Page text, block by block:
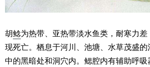
胡鲶为热带、亚热带淡水鱼类，耐寒力
现死亡。栖息于河川、池塘、水草茂盛的
中的黑暗处和洞穴内。鳃腔内有辅助呼吸